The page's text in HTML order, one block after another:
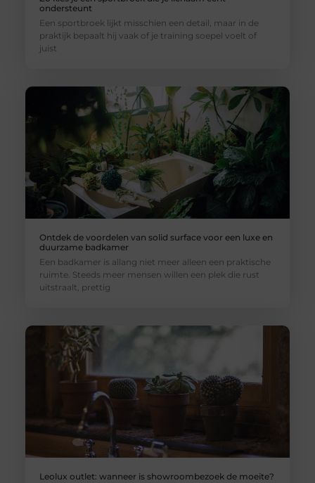
ondersteunt
Een sportbroek lijkt misschien een detail, maar in de
praktijk bepaalt hij vaak of je training soepel voelt of
juist
Ontdek de voordelen van solid surface voor een luxe en
duurzame badkamer
Een badkamer is allang niet meer alleen een praktische
ruimte. Steeds meer mensen willen een plek die rust
uitstraalt, prettig
Leolux outlet: wanneer is showroombezoek de moeite?